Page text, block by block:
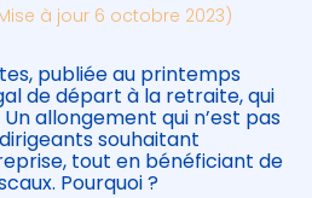
à jour 6 octobre 2023)
publiée au printemps
de départ à la retraite, qui
allongement qui n’est pas
souhaitant
tout en bénéficiant de
Pourquoi ?